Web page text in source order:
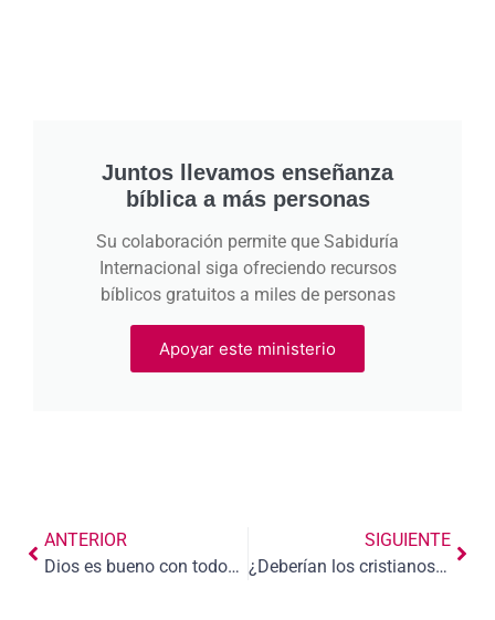
Juntos llevamos enseñanza
bíblica a más personas
Su colaboración permite que Sabiduría
Internacional siga ofreciendo recursos
bíblicos gratuitos a miles de personas
Apoyar este ministerio
ANTERIOR
Dios es bueno con todos: una mirada bíblica a la gracia común.
SIGUIENTE
¿Deberían los cristianos usar redes sociales?